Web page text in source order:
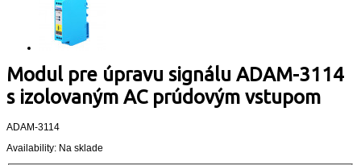
Modul pre úpravu signálu ADAM-3114
s izolovaným AC prúdovým vstupom
ADAM-3114
Availability: Na sklade